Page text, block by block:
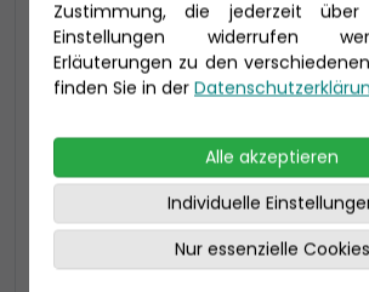
24-37 qm, inklusive Veranda (4-
VF: bis zu 4 Personen mit extra
alle Kategorien anzeigen
Zustimmung, die jederzeit
Einstellungen widerrufen
Erläuterungen zu den
finden Sie in der
Alle akzeptieren
Individuelle
Nur essenzielle Cookies